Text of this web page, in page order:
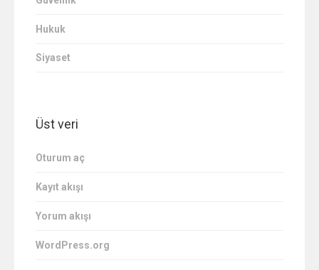
Hukuk
Siyaset
Üst veri
Oturum aç
Kayıt akışı
Yorum akışı
WordPress.org